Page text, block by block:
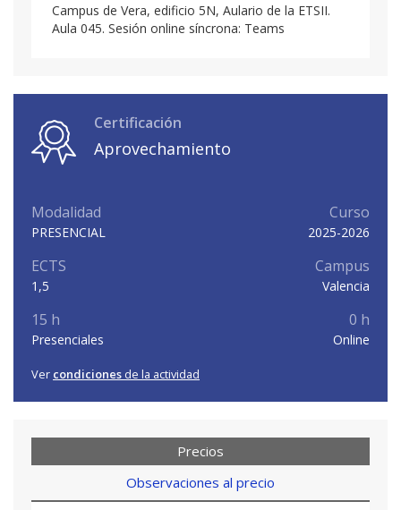
Campus de Vera, edificio 5N, Aulario de la ETSII.
Aula 045. Sesión online síncrona: Teams
Certificación
Aprovechamiento
Modalidad
PRESENCIAL
Curso
2025-2026
ECTS
1,5
Campus
Valencia
15 h
Presenciales
0 h
Online
Ver condiciones de la actividad
Precios
Observaciones al precio